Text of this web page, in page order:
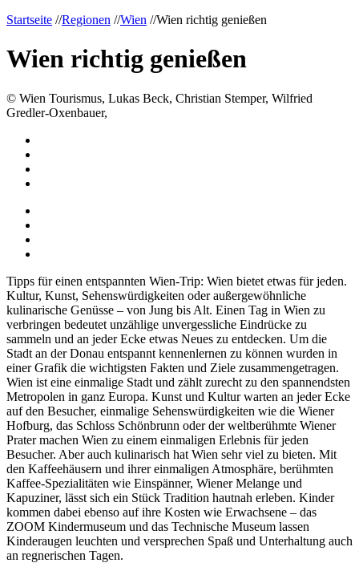
Startseite //Regionen //Wien //Wien richtig genießen
Wien richtig genießen
© Wien Tourismus, Lukas Beck, Christian Stemper, Wilfried
Gredler-Oxenbauer,
Tipps für einen entspannten Wien-Trip: Wien bietet etwas für jeden.
Kultur, Kunst, Sehenswürdigkeiten oder außergewöhnliche
kulinarische Genüsse – von Jung bis Alt. Einen Tag in Wien zu
verbringen bedeutet unzählige unvergessliche Eindrücke zu
sammeln und an jeder Ecke etwas Neues zu entdecken. Um die
Stadt an der Donau entspannt kennenlernen zu können wurden in
einer Grafik die wichtigsten Fakten und Ziele zusammengetragen.
Wien ist eine einmalige Stadt und zählt zurecht zu den spannendsten
Metropolen in ganz Europa. Kunst und Kultur warten an jeder Ecke
auf den Besucher, einmalige Sehenswürdigkeiten wie die Wiener
Hofburg, das Schloss Schönbrunn oder der weltberühmte Wiener
Prater machen Wien zu einem einmaligen Erlebnis für jeden
Besucher. Aber auch kulinarisch hat Wien sehr viel zu bieten. Mit
den Kaffeehäusern und ihrer einmaligen Atmosphäre, berühmten
Kaffee-Spezialitäten wie Einspänner, Wiener Melange und
Kapuziner, lässt sich ein Stück Tradition hautnah erleben. Kinder
kommen dabei ebenso auf ihre Kosten wie Erwachsene – das
ZOOM Kindermuseum und das Technische Museum lassen
Kinderaugen leuchten und versprechen Spaß und Unterhaltung auch
an regnerischen Tagen.